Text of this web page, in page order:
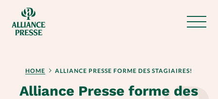
Presse
HOME ALLIANCE PRESSE FORME DES STAGIAIRES!
Alliance Presse forme des